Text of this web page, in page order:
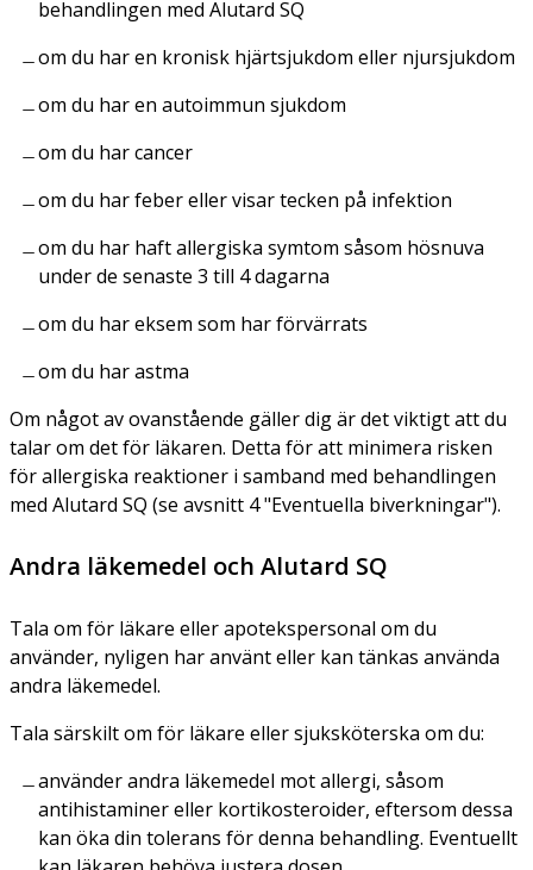
behandlingen med Alutard SQ
om du har en kronisk hjärtsjukdom eller njursjukdom
om du har en autoimmun sjukdom
om du har cancer
om du har feber eller visar tecken på infektion
om du har haft allergiska symtom såsom hösnuva
under de senaste 3 till 4 dagarna
om du har eksem som har förvärrats
om du har astma
Om något av ovanstående gäller dig är det viktigt att du
talar om det för läkaren. Detta för att minimera risken
för allergiska reaktioner i samband med behandlingen
med Alutard SQ (se avsnitt 4 "Eventuella biverkningar").
Andra läkemedel och Alutard SQ
Tala om för läkare eller apotekspersonal om du
använder, nyligen har använt eller kan tänkas använda
andra läkemedel.
Tala särskilt om för läkare eller sjuksköterska om du:
använder andra läkemedel mot allergi, såsom
antihistaminer eller kortikosteroider, eftersom dessa
kan öka din tolerans för denna behandling. Eventuellt